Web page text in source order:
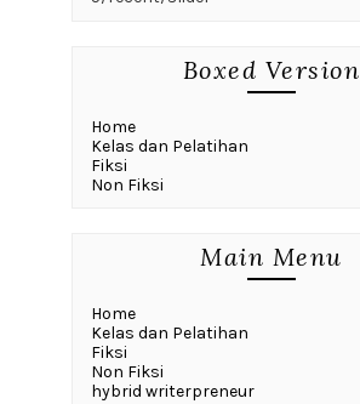
Boxed Version
Home
Kelas dan Pelatihan
Fiksi
Non Fiksi
Main Menu
Home
Kelas dan Pelatihan
Fiksi
Non Fiksi
hybrid writerpreneur